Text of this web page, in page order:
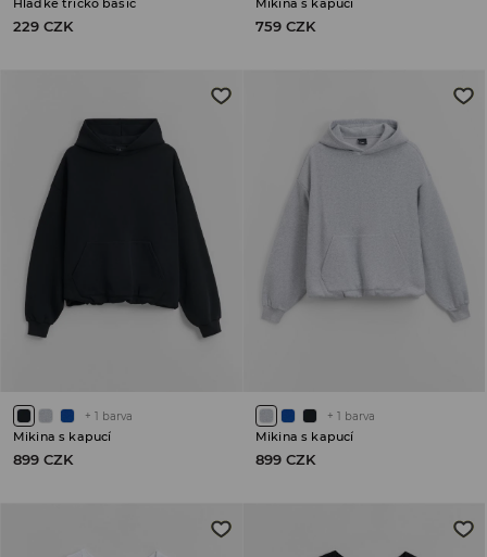
Hladké tričko basic
229 CZK
Mikina s kapucí
759 CZK
+ 1 barva
Mikina s kapucí
899 CZK
+ 1 barva
Mikina s kapucí
899 CZK